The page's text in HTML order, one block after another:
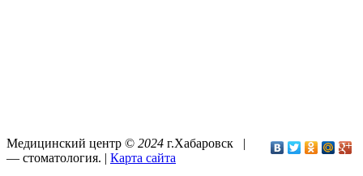
Медицинский центр © 2024 г.Хабаровск |
— стоматология. | Карта сайта